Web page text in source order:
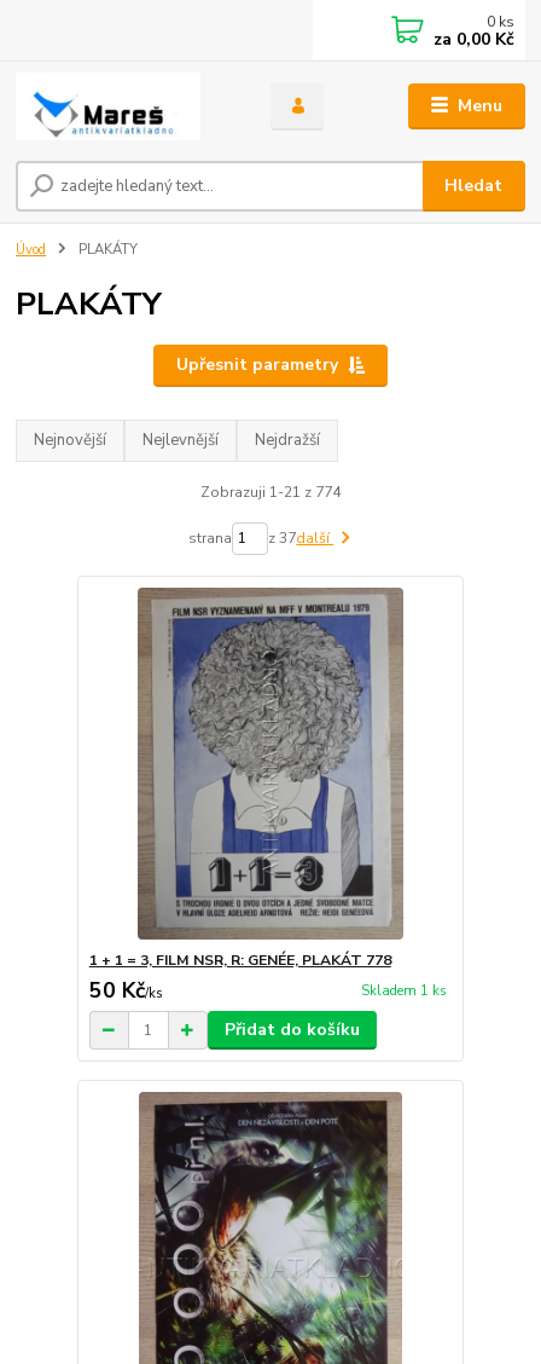
Menu
Hledat
0 ks
za 0,00 Kč
Úvod PLAKÁTY
PLAKÁTY
Upřesnit parametry
Nejnovější Nejlevnější Nejdražší
Zobrazuji 1-21 z 774
strana z 37další
1 + 1 = 3, FILM NSR, R: GENÉE, PLAKÁT 778
50 Kč/ks Skladem 1 ks
Přidat do košíku